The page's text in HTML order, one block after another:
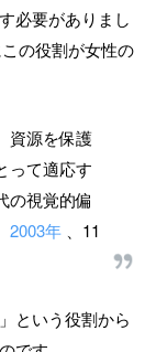
必要がありまし
の役割が女性の
資源を保護
って適応す
の視覚的偏
2003年 、11
という役割から